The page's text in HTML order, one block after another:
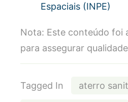
Espaciais (INPE)
Nota: Este conteúdo foi
para assegurar
Tagged In aterro